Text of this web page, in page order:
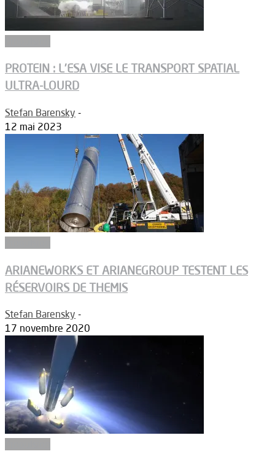
PROTEIN : L’ESA VISE LE TRANSPORT SPATIAL
ULTRA-LOURD
Stefan Barensky -
12 mai 2023
ARIANEWORKS ET ARIANEGROUP TESTENT LES
RÉSERVOIRS DE THEMIS
Stefan Barensky -
17 novembre 2020